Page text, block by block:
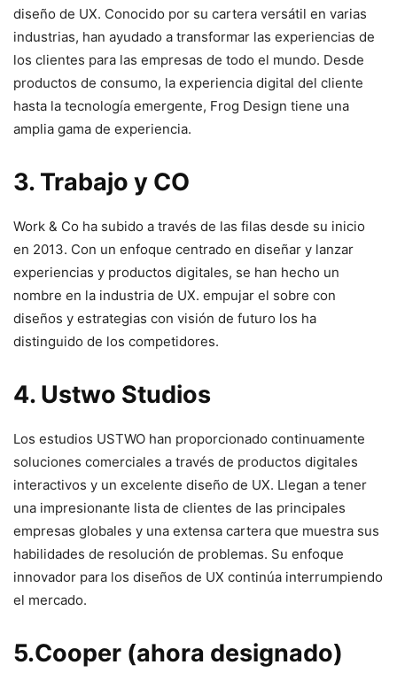
diseño de UX. Conocido por su ​cartera versátil en varias
industrias, han ayudado a transformar las ⁣experiencias de‌
los clientes para las empresas de todo el mundo. Desde
productos de consumo, la experiencia digital del cliente
hasta‍ la⁣ tecnología emergente, Frog Design tiene una
amplia gama de experiencia.
3. ‍Trabajo y CO
Work & Co ha subido a través de las filas desde su inicio
en‍ 2013. Con un⁣ enfoque centrado en diseñar y lanzar
experiencias y productos digitales, se han hecho un
nombre en la ‌industria de UX. empujar el⁢ sobre con
diseños y estrategias con​ visión de futuro los ha
distinguido de los competidores.
4. Ustwo⁤ Studios
Los estudios USTWO han⁢ proporcionado continuamente ​
soluciones comerciales a través de​ productos digitales⁣
interactivos y un ‌excelente diseño de UX. Llegan⁢ a tener
una impresionante‌ lista ‍de clientes de las principales
empresas globales y ​una extensa cartera que ⁣muestra ⁢sus
habilidades de resolución de problemas. Su⁤ enfoque
innovador para los diseños de UX continúa interrumpiendo
el mercado.
5.Cooper (ahora⁢ designado)